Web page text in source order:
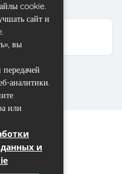
cookie.
сайт и
вы
аналитики.
или
и